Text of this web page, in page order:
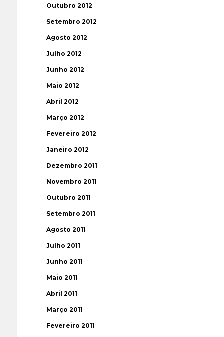
Outubro 2012
Setembro 2012
Agosto 2012
Julho 2012
Junho 2012
Maio 2012
Abril 2012
Março 2012
Fevereiro 2012
Janeiro 2012
Dezembro 2011
Novembro 2011
Outubro 2011
Setembro 2011
Agosto 2011
Julho 2011
Junho 2011
Maio 2011
Abril 2011
Março 2011
Fevereiro 2011